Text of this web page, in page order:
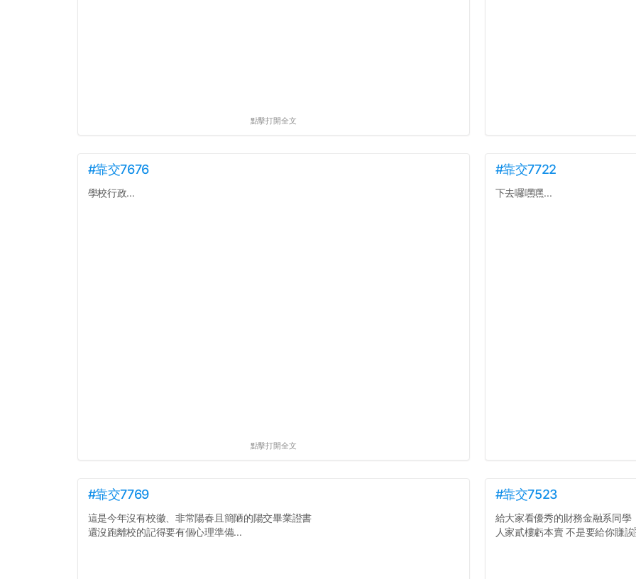
點擊打開全文
#靠交7676
學校行政...
點擊打開全文
#靠交7722
下去囉嘿嘿...
#靠交7769
這是今年沒有校徽、非常陽春且簡陋的陽交畢業證書
還沒跑離校的記得要有個心理準備...
#靠交7523
給大家看優秀的財務金融系同學
人家貳樓虧本賣 不是要給你賺誒